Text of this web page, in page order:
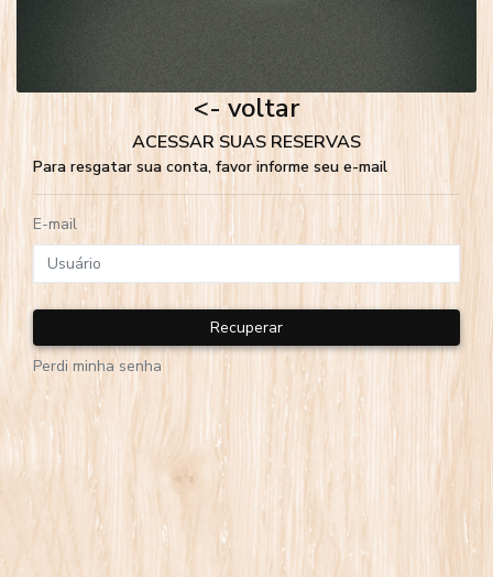
<- voltar
ACESSAR SUAS RESERVAS
Para resgatar sua conta, favor informe seu e-mail
E-mail
Recuperar
Perdi minha senha